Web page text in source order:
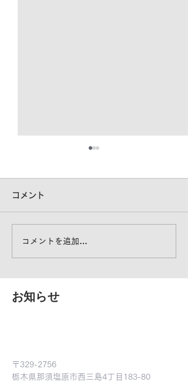
大切なものを暑さから守
コメント
コメントを追加…
​お知らせ
〒329-2756
​栃木県那須塩原市西三島4丁目183-80